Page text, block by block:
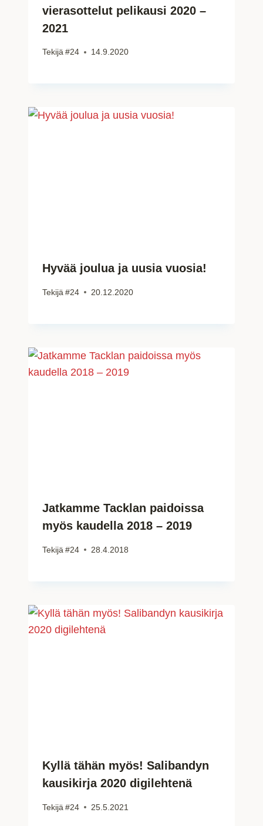
vierasottelut pelikausi 2020 –
2021
Tekijä#24 14.9.2020
Hyvää joulua ja uusia vuosia!
Tekijä #24 20.12.2020
Jatkamme Tacklan paidoissa
myös kaudella 2018 – 2019
Tekijä #24 28.4.2018
Kyllä tähän myös! Salibandyn
kausikirja 2020 digilehtenä
Tekijä #24 25.5.2021